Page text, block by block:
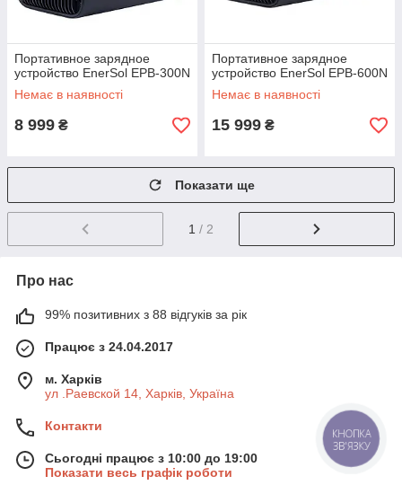
Портативное зарядное
устройство EnerSol EPB-300N
Немає в наявності
8 999 ₴
Портативное зарядное
устройство EnerSol EPB-600N
Немає в наявності
15 999 ₴
Показати ще
1 / 2
Про нас
99% позитивних з 88 відгуків за рік
Працює з 24.04.2017
м. Харків
ул .Раевской 14, Харків, Україна
Контакти
Сьогодні працює з 10:00 до 19:00
Показати весь графік роботи
КНОПКА
ЗВ'ЯЗКУ